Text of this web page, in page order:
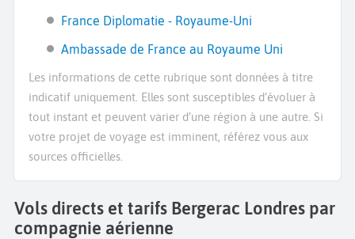
France Diplomatie - Royaume-Uni
Ambassade de France au Royaume Uni
Les informations de cette rubrique sont données à titre
indicatif uniquement. Elles sont susceptibles d’évoluer à
tout instant et peuvent varier d’une région à une autre. Si
votre projet de voyage est imminent, référez vous aux
sources officielles.
Vols directs et tarifs Bergerac Londres par
compagnie aérienne